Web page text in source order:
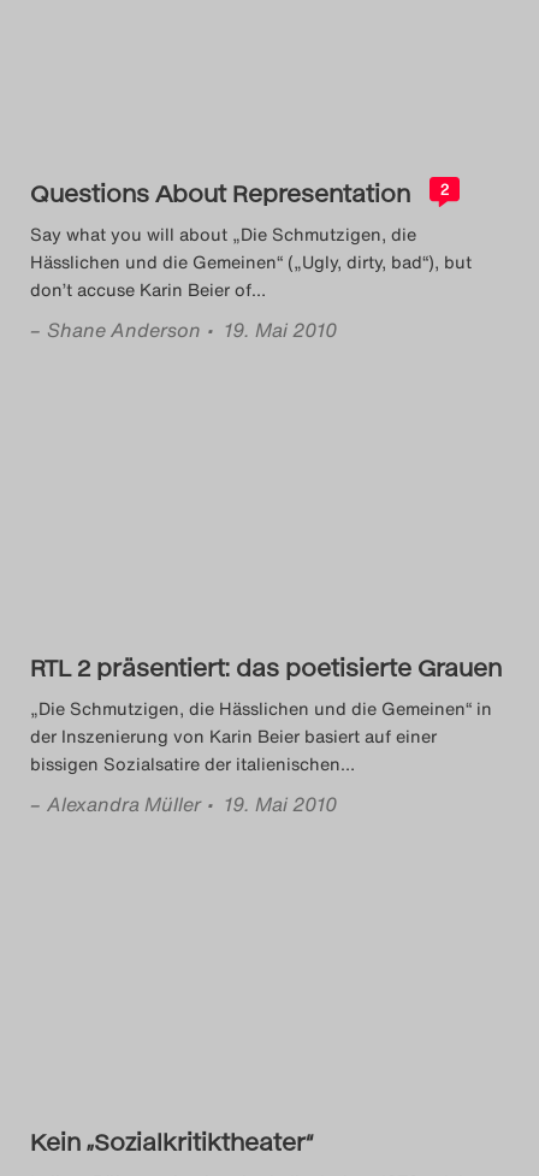
Das Theatertreffen-Blog
2015
Das Theatertreffen-Blog
2016
Das Theatertreffen-Blog
2019
Das Theatertreffen-Blog
2023
Questions About Representation 2
Say what you will about „Die Schmutzigen, die
Hässlichen und die Gemeinen“ („Ugly, dirty, bad“), but
don’t accuse Karin Beier of…
– Shane Anderson • 19. Mai 2010
RTL 2 präsentiert: das poetisierte Grauen
„Die Schmutzigen, die Hässlichen und die Gemeinen“ in
der Inszenierung von Karin Beier basiert auf einer
bissigen Sozialsatire der italienischen…
– Alexandra Müller • 19. Mai 2010
Kein „Sozialkritiktheater“